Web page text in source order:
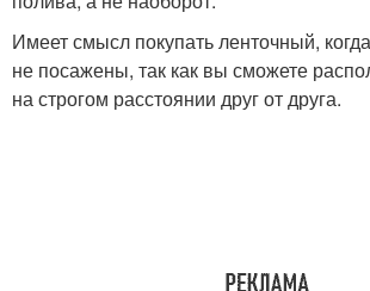
Имеет смысл покупать ленточный,
не посажены, так как вы сможете
на строгом расстоянии друг от друга.